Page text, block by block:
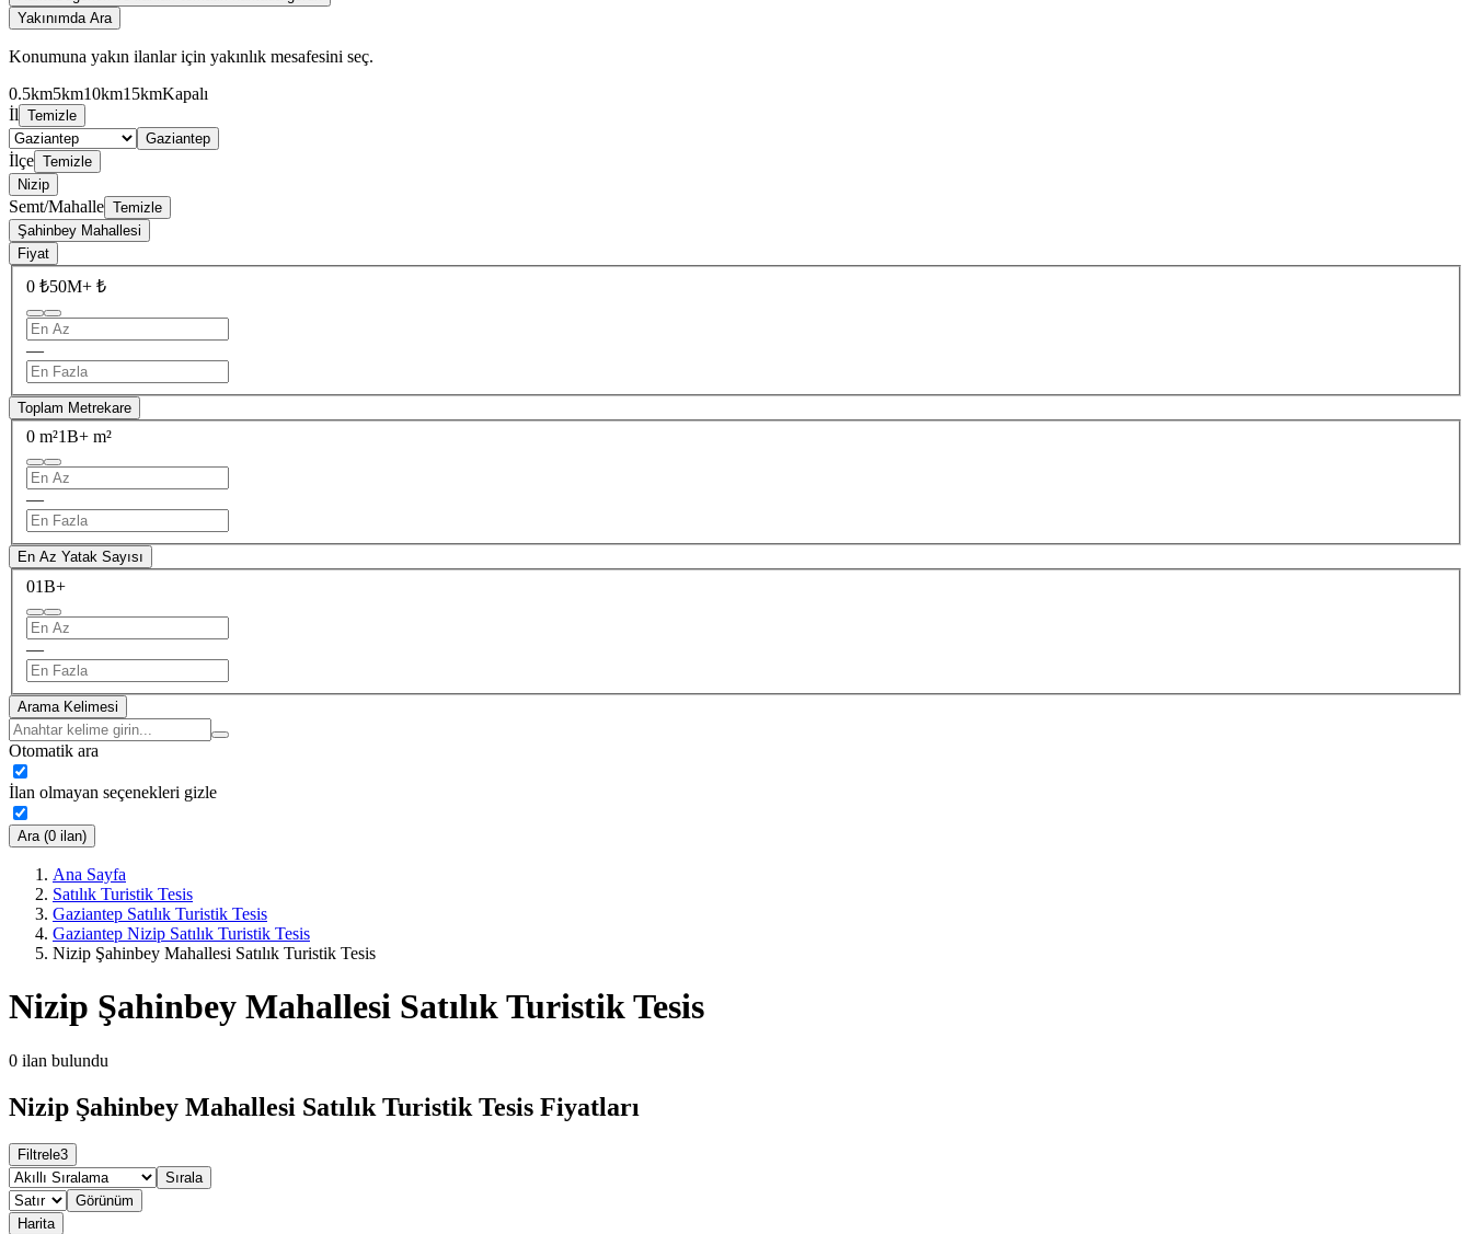
Yakınımda Ara
Konumuna yakın ilanlar için yakınlık mesafesini seç.
0.5km5km10km15kmKapalı
İl Temizle
Gaziantep
İlçe Temizle
Nizip
Semt/Mahalle Temizle
Şahinbey Mahallesi
Fiyat
0 ₺50M+ ₺
—
Toplam Metrekare
0 m²1B+ m²
—
En Az Yatak Sayısı
01B+
—
Arama Kelimesi
Otomatik ara
İlan olmayan seçenekleri gizle
Ara (0 ilan)
Ana Sayfa
Satılık Turistik Tesis
Gaziantep Satılık Turistik Tesis
Gaziantep Nizip Satılık Turistik Tesis
Nizip Şahinbey Mahallesi Satılık Turistik Tesis
Nizip Şahinbey Mahallesi Satılık Turistik Tesis
0 ilan bulundu
Nizip Şahinbey Mahallesi Satılık Turistik Tesis Fiyatları
Filtrele3
Sırala
Görünüm
Harita